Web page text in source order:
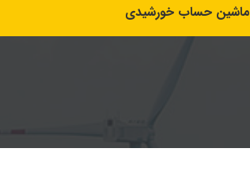
ماشین حساب خورشیدی